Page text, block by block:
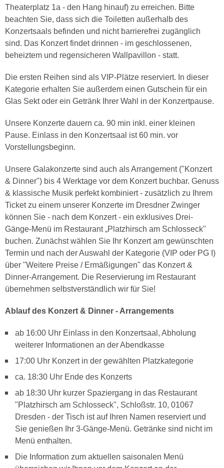
Theaterplatz 1a - den Hang hinauf) zu erreichen. Bitte
beachten Sie, dass sich die Toiletten außerhalb des
Konzertsaals befinden und nicht barrierefrei zugänglich
sind. Das Konzert findet drinnen - im geschlossenen,
beheiztem und regensicheren Wallpavillon - statt.
Die ersten Reihen sind als VIP-Plätze reserviert. In dieser
Kategorie erhalten Sie außerdem einen Gutschein für ein
Glas Sekt oder ein Getränk Ihrer Wahl in der Konzertpause.
Unsere Konzerte dauern ca. 90 min inkl. einer kleinen
Pause. Einlass in den Konzertsaal ist 60 min. vor
Vorstellungsbeginn.
Unsere Galakonzerte sind auch als Arrangement ("Konzert
& Dinner") bis 4 Werktage vor dem Konzert buchbar. Genuss
& klassische Musik perfekt kombiniert - zusätzlich zu Ihrem
Ticket zu einem unserer Konzerte im Dresdner Zwinger
können Sie - nach dem Konzert - ein exklusives Drei-
Gänge-Menü im Restaurant „Platzhirsch am Schlosseck"
buchen. Zunächst wählen Sie Ihr Konzert am gewünschten
Termin und nach der Auswahl der Kategorie (VIP oder PG I)
über "Weitere Preise / Ermäßigungen" das Konzert &
Dinner-Arrangement. Die Reservierung im Restaurant
übernehmen selbstverständlich wir für Sie!
Ablauf des Konzert & Dinner - Arrangements
ab 16:00 Uhr Einlass in den Konzertsaal, Abholung
weiterer Informationen an der Abendkasse
17:00 Uhr Konzert in der gewählten Platzkategorie
ca. 18:30 Uhr Ende des Konzerts
ab 18:30 Uhr kurzer Spaziergang in das Restaurant
"Platzhirsch am Schlosseck", Schloßstr. 10, 01067
Dresden - der Tisch ist auf Ihren Namen reserviert und
Sie genießen Ihr 3-Gänge-Menü. Getränke sind nicht im
Menü enthalten.
Die Information zum aktuellen saisonalen Menü